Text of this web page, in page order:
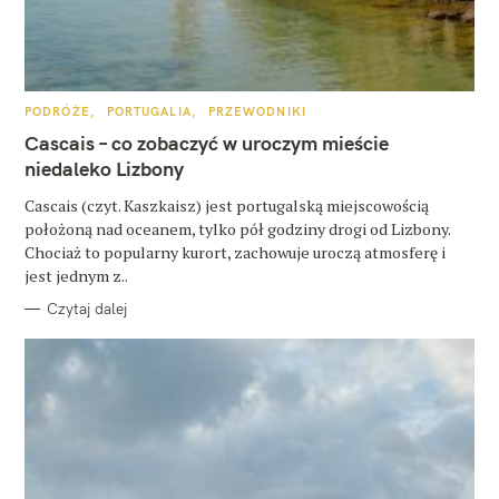
K
T
E
G
O
I
E
PODRÓŻE PORTUGALIA PRZEWODNIKI
Cascais – co zobaczyć w uroczym mieście
niedaleko Lizbony
Cascais (czyt. Kaszkaisz) jest portugalską miejscowością
położoną nad oceanem, tylko pół godziny drogi od Lizbony.
Chociaż to popularny kurort, zachowuje uroczą atmosferę i
jest jednym z..
Czytaj dalej
a
j
: